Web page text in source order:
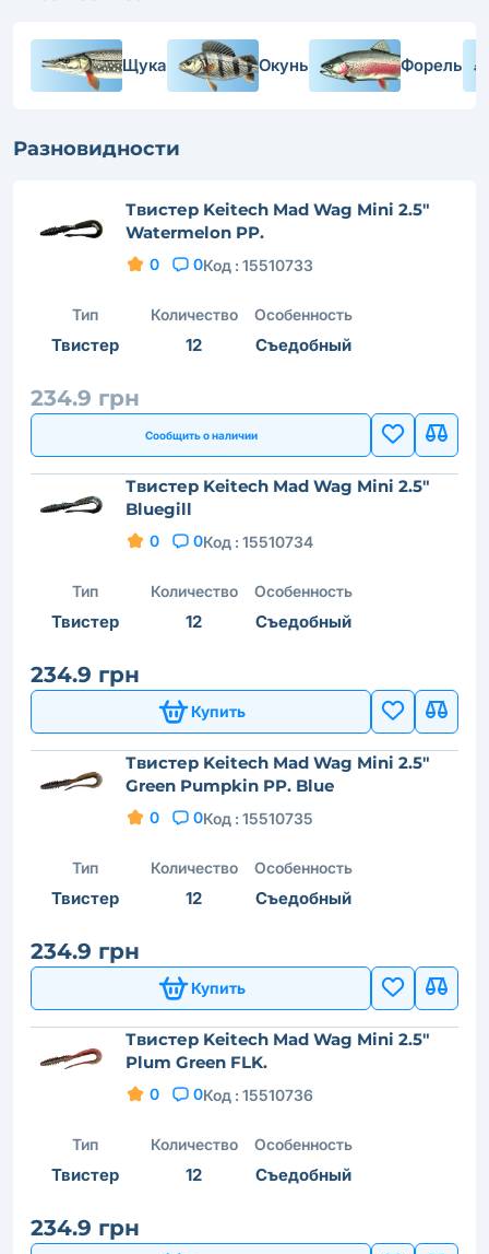
Щука Окунь Форель
Разновидности
Твистер Keitech Mad Wag Mini 2.5"
Watermelon PP.
0 0Код : 15510733
Тип
Твистер
Количество
12
Особенность
Съедобный
234.9 грн
Сообщить о наличии
Твистер Keitech Mad Wag Mini 2.5"
Bluegill
0 0Код : 15510734
Тип
Твистер
Количество
12
Особенность
Съедобный
234.9 грн
Купить
Твистер Keitech Mad Wag Mini 2.5"
Green Pumpkin PP. Blue
0 0Код : 15510735
Тип
Твистер
Количество
12
Особенность
Съедобный
234.9 грн
Купить
Твистер Keitech Mad Wag Mini 2.5"
Plum Green FLK.
0 0Код : 15510736
Тип
Твистер
Количество
12
Особенность
Съедобный
234.9 грн